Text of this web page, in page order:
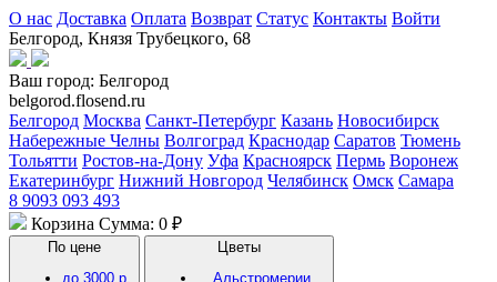
О нас Доставка Оплата Возврат Статус Контакты Войти
Белгород, Князя Трубецкого, 68
Ваш город: Белгород
belgorod.flosend.ru
Белгород Москва Санкт-Петербург Казань Новосибирск
Набережные Челны Волгоград Краснодар Саратов Тюмень
Тольятти Ростов-на-Дону Уфа Красноярск Пермь Воронеж
Екатеринбург Нижний Новгород Челябинск Омск Самара
8 9093 093 493
Корзина Сумма: 0 ₽
По цене
до 3000 р.
Цветы
Альстромерии